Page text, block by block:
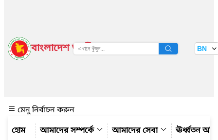
বাংলাদেশ জাতীয় তথ্য বাতায়ন BN
মেনু নির্বাচন করুন
আমাদের সম্পর্কে
আমাদের সেবা ঊর্ধ্বতন